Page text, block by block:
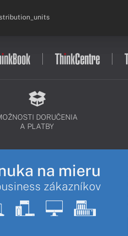
DORUČENIA
A PLATBY
na mieru
zákazníkov